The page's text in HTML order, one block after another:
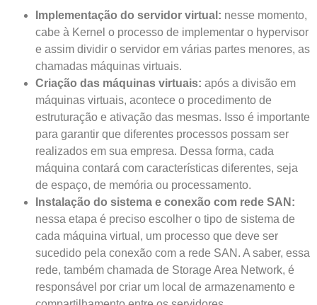
Implementação do servidor virtual: nesse momento,
cabe à Kernel o processo de implementar o hypervisor
e assim dividir o servidor em várias partes menores, as
chamadas máquinas virtuais.
Criação das máquinas virtuais: após a divisão em
máquinas virtuais, acontece o procedimento de
estruturação e ativação das mesmas. Isso é importante
para garantir que diferentes processos possam ser
realizados em sua empresa. Dessa forma, cada
máquina contará com características diferentes, seja
de espaço, de memória ou processamento.
Instalação do sistema e conexão com rede SAN:
nessa etapa é preciso escolher o tipo de sistema de
cada máquina virtual, um processo que deve ser
sucedido pela conexão com a rede SAN. A saber, essa
rede, também chamada de Storage Area Network, é
responsável por criar um local de armazenamento e